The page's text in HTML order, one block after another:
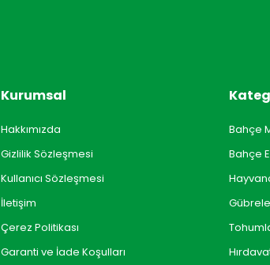
Kurumsal
Hakkımızda
Gizlilik Sözleşmesi
Kullanıcı Sözleşmesi
İletişim
Çerez Politikası
Garanti ve İade Koşulları
Bahçe
Bahçe